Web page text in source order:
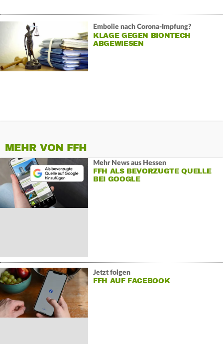
Embolie nach Corona-Impfung?
KLAGE GEGEN BIONTECH
ABGEWIESEN
MEHR VON FFH
Mehr News aus Hessen
FFH ALS BEVORZUGTE QUELLE
BEI GOOGLE
Jetzt folgen
FFH AUF FACEBOOK